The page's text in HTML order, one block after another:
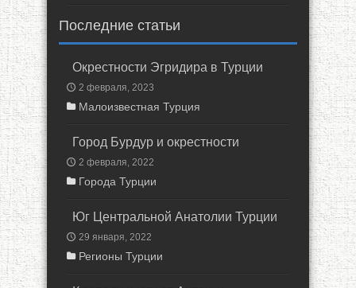
Последние статьи
Окрестности Эгридира в Турции
2 февраля, 2023
Малоизвестная Турция
Город Бурдур и окрестности
2 февраля, 2022
Города Турции
Юг Центральной Анатолии Турции
29 января, 2022
Регионы Турции